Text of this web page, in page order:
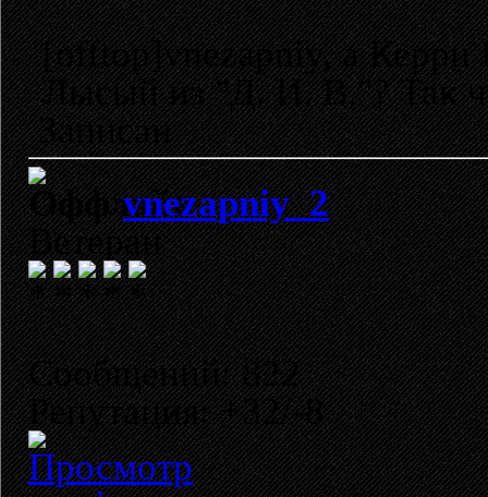
[offtop]vnezapniy, а
Лысый из "Д. И. В."? Так
Записан
vnezapniy_2
Ветеран
Сообщений: 822
Репутация: +32/-8